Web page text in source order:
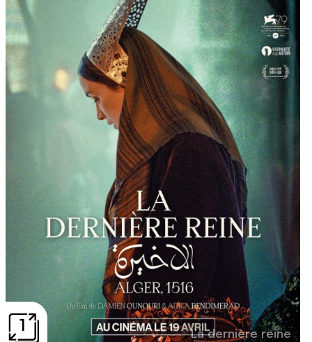
1 La dernière reine